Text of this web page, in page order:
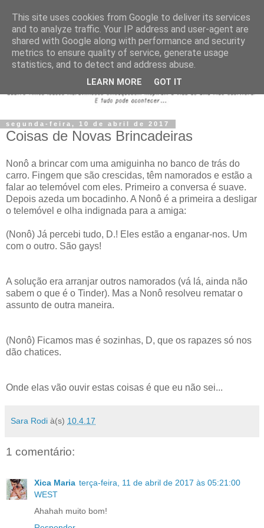
segunda-feira, 10 de abril de 2017
Coisas de Novas Brincadeiras
Nonô a brincar com uma amiguinha no banco de trás do
carro. Fingem que são crescidas, têm namorados e estão a
falar ao telemóvel com eles. Primeiro a conversa é suave.
Depois azeda um bocadinho. A Nonô é a primeira a desligar
o telemóvel e olha indignada para a amiga:
(Nonô) Já percebi tudo, D.! Eles estão a enganar-nos. Um
com o outro. São gays!
A solução era arranjar outros namorados (vá lá, ainda não
sabem o que é o Tinder). Mas a Nonô resolveu rematar o
assunto de outra maneira.
(Nonô) Ficamos mas é sozinhas, D, que os rapazes só nos
dão chatices.
Onde elas vão ouvir estas coisas é que eu não sei...
Sara Rodi à(s) 10.4.17
1 comentário:
Xica Maria terça-feira, 11 de abril de 2017 às 05:21:00
WEST
Ahahah muito bom!
This site uses cookies from Google to deliver its services
and to analyze traffic. Your IP address and user-agent are
shared with Google along with performance and security
metrics to ensure quality of service, generate usage
statistics, and to detect and address abuse.
LEARN MORE GOT IT